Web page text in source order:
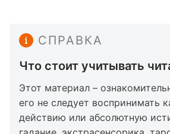
СПРАВКА
Что стоит учитывать
Этот материал –
его не следует воспринимать
действию или абсолютную